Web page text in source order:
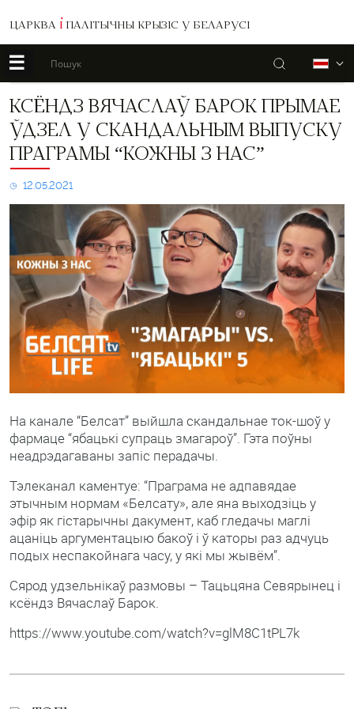
ЦАРКВА І ПАЛІТЫЧНЫ КРЫЗІС У БЕЛАРУСІ
☰ Пошук
Ксёндз
Вячаслаў
Барок
прымае
ўдзел
скандальным
выпуску
праграмы
з
нас”
КСЁНДЗ ВЯЧАСЛАЎ БАРОК ПРЫМАЕ
ЎДЗЕЛ У СКАНДАЛЬНЫМ ВЫПУСКУ
ПРАГРАМЫ “КОЖНЫ З НАС”
12.05.2021
На канале “Белсат” выйшла скандальнае ток-шоў у
фармаце “ябацькі супраць змагароў”. Гэта поўны
неадрэдагаваны запіс перадачы.
Тэлеканал каментуе: “Праграма не адпавядае
этычным нормам «Белсату», але яна выходзіць у
эфір як гістарычны дакумент, каб гледачы маглі
ацаніць аргументацыю бакоў і ў каторы раз адчуць
подых неспакойнага часу, у які мы жывём”.
Сярод удзельнікаў размовы – Тацьцяна Севярынец і
ксёндз Вячаслаў Барок.
https://www.youtube.com/watch?v=glM8C1tPL7k